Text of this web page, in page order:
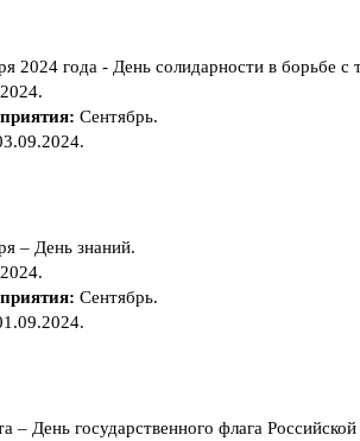
2024 года - День солидарности в борьбе
Сентябрь.
– День знаний.
Сентябрь.
– День государственного флага